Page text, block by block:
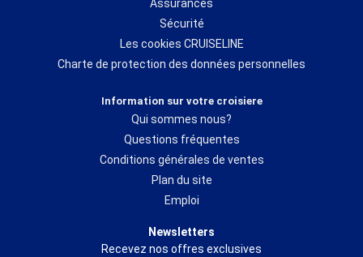
Assurances
Sécurité
Les cookies CRUISELINE
Charte de protection des données personnelles
Information sur votre croisiere
Qui sommes nous?
Questions fréquentes
Conditions générales de ventes
Plan du site
Emploi
Newsletters
Recevez nos offres exclusives